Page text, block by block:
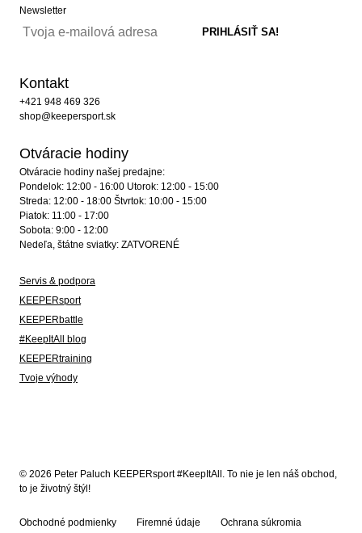
Newsletter
Kontakt
+421 948 469 326
shop@keepersport.sk
Otváracie hodiny
Otváracie hodiny našej predajne:
Pondelok: 12:00 - 16:00 Utorok: 12:00 - 15:00
Streda: 12:00 - 18:00 Štvrtok: 10:00 - 15:00
Piatok: 11:00 - 17:00
Sobota: 9:00 - 12:00
Nedeľa, štátne sviatky: ZATVORENÉ
Servis & podpora
KEEPERsport
KEEPERbattle
#KeepItAll blog
KEEPERtraining
Tvoje výhody
© 2026 Peter Paluch KEEPERsport #KeepItAll. To nie je len náš obchod,
to je životný štýl!
Obchodné podmienky Firemné údaje Ochrana súkromia